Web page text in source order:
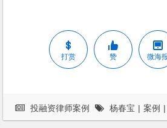
打赏 赞 微海
投融资律师案例 杨春宝 | 案例 |